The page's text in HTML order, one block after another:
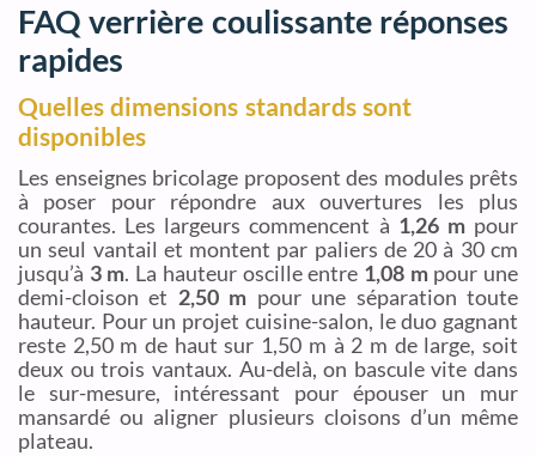
FAQ verrière coulissante réponses
rapides
Quelles dimensions standards sont
disponibles
Les enseignes bricolage proposent des modules prêts
à poser pour répondre aux ouvertures les plus
courantes. Les largeurs commencent à 1,26 mpour
un seul vantail et montent par paliers de 20 à 30 cm
jusqu’à 3 m. La hauteur oscille entre 1,08 mpour une
demi-cloison et 2,50 m pour une séparation toute
hauteur. Pour un projet cuisine-salon, le duo gagnant
reste 2,50 m de haut sur 1,50 m à 2 m de large, soit
deux ou trois vantaux. Au-delà, on bascule vite dans
le sur-mesure, intéressant pour épouser un mur
mansardé ou aligner plusieurs cloisons d’un même
plateau.